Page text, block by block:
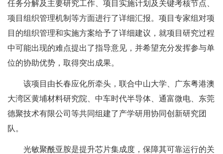
任务分解及主要研究工作、项目实施计划及关键考核节点、
项目组织管理机制等方面进行了详细汇报。项目专家组对项
目的组织管理和实施方案给予了详细建议，就项目研究过程
中可能出现的难点提出了指导意见，并希望充分发挥参与单
位的协助优势，取得突出成果。
该项目由长春应化所牵头，联合中山大学、广东粤港澳
大湾区黄埔材料研究院、中车时代半导体、通富微电、东莞
德聚技术有限公司等共同组建了产学研用协同创新研究团
队。
光敏聚酰亚胺是提升芯片集成度，保障其可靠运行的关